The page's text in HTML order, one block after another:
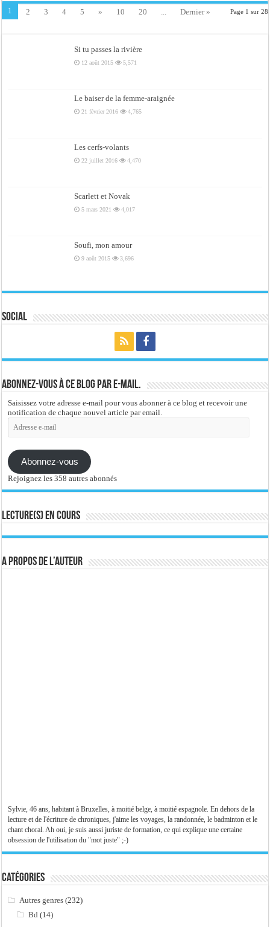
Page 1 sur 28
1 2 3 4 5 » 10 20 Dernier »
Si tu passes la rivière
12 août 2015 5,571
Le baiser de la femme-araignée
21 février 2016 4,765
Les cerfs-volants
22 juillet 2016 4,470
Scarlett et Novak
5 mars 2021 4,017
Soufi, mon amour
9 août 2015 3,696
Social
Abonnez-vous à ce blog par e-mail.
Saisissez votre adresse e-mail pour vous abonner à ce blog et recevoir une
notification de chaque nouvel article par email.
Adresse
e-
Abonnez-vous
Rejoignez les 358 autres abonnés
Lecture(s) en cours
A propos de l’auteur
Sylvie, 46 ans, habitant à Bruxelles, à moitié belge, à moitié espagnole. En dehors de la
lecture et de l'écriture de chroniques, j'aime les voyages, la randonnée, le badminton et le
chant choral. Ah oui, je suis aussi juriste de formation, ce qui explique une certaine
obsession de l'utilisation du "mot juste" ;-)
Catégories
Autres genres (232)
Bd (14)